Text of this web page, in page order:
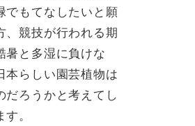
でもてなしたいと願
、競技が行われる期
暑と多湿に負けな
本らしい園芸植物は
だろうかと考えてし
。